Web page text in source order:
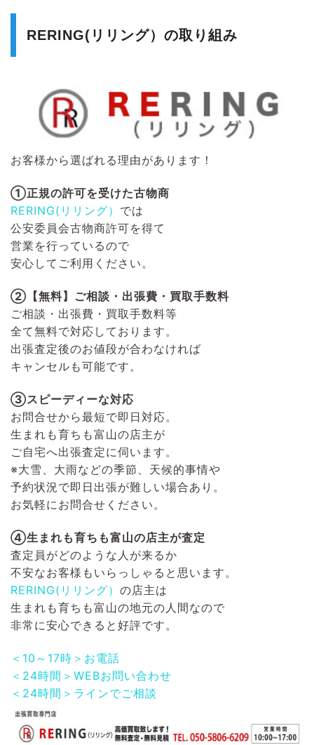
RERING(リリング）の取り組み
お客様から選ばれる理由があります！
①正規の許可を受けた古物商
RERING(リリング） では
公安委員会古物商許可を得て
営業を行っているので
安心してご利用ください。
②【無料】ご相談・出張費・買取手数料
ご相談・出張費・買取手数料等
全て無料で対応しております。
出張査定後のお値段が合わなければ
キャンセルも可能です。
③スピーディーな対応
お問合せから最短で即日対応。
生まれも育ちも富山の店主が
ご自宅へ出張査定に伺います。
※大雪、大雨などの季節、天候的事情や
予約状況で即日出張が難しい場合あり。
お気軽にお問合せください。
④生まれも育ちも富山の店主が査定
査定員がどのような人が来るか
不安なお客様もいらっしゃると思います。
RERING(リリング） の店主は
生まれも育ちも富山の地元の人間なので
非常に安心できると好評です。
＜10～17時＞お電話
＜24時間＞WEBお問い合わせ
＜24時間＞ラインでご相談